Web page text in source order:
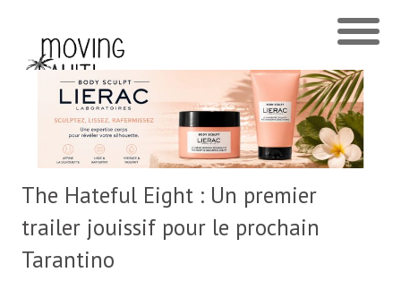
The Hateful Eight : Un premier
trailer jouissif pour le prochain
Tarantino